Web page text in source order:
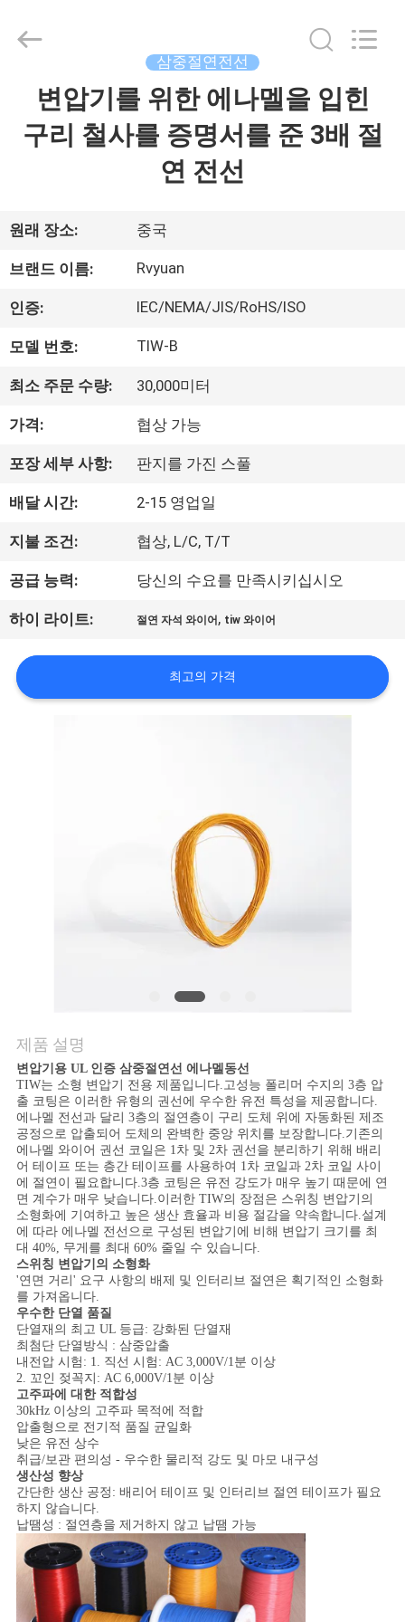
동
영
상
우
리
에
대
하
여
장
주
세
요
뉴
스
인
용
문
을
요
구
하
세
요
2026
Rights
Reserved.
삼중절연전선
변압기를 위한 에나멜을 입힌
구리 철사를 증명서를 준 3배 절
연 전선
원래 장소: 중국
브랜드 이름: Rvyuan
인증: IEC/NEMA/JIS/RoHS/ISO
모델 번호: TIW-B
최소 주문 수량: 30,000미터
가격: 협상 가능
포장 세부 사항: 판지를 가진 스풀
배달 시간: 2-15 영업일
지불 조건: 협상, L/C, T/T
공급 능력: 당신의 수요를 만족시키십시오
하이 라이트: 절연 자석 와이어 , tiw 와이어
최고의 가격
제품 설명
변압기용 UL 인증 삼중절연선 에나멜동선
TIW는 소형 변압기 전용 제품입니다.고성능 폴리머 수지의 3층 압
출 코팅은 이러한 유형의 권선에 우수한 유전 특성을 제공합니다.
에나멜 전선과 달리 3층의 절연층이 구리 도체 위에 자동화된 제조
공정으로 압출되어 도체의 완벽한 중앙 위치를 보장합니다.기존의
에나멜 와이어 권선 코일은 1차 및 2차 권선을 분리하기 위해 배리
어 테이프 또는 층간 테이프를 사용하여 1차 코일과 2차 코일 사이
에 절연이 필요합니다.3층 코팅은 유전 강도가 매우 높기 때문에 연
면 계수가 매우 낮습니다.이러한 TIW의 장점은 스위칭 변압기의
소형화에 기여하고 높은 생산 효율과 비용 절감을 약속합니다.설계
에 따라 에나멜 전선으로 구성된 변압기에 비해 변압기 크기를 최
대 40%, 무게를 최대 60% 줄일 수 있습니다.
스위칭 변압기의 소형화
'연면 거리' 요구 사항의 배제 및 인터리브 절연은 획기적인 소형화
를 가져옵니다.
우수한 단열 품질
단열재의 최고 UL 등급: 강화된 단열재
최첨단 단열방식 : 삼중압출
내전압 시험: 1. 직선 시험: AC 3,000V/1분 이상
2. 꼬인 젖꼭지: AC 6,000V/1분 이상
고주파에 대한 적합성
30kHz 이상의 고주파 목적에 적합
압출형으로 전기적 품질 균일화
낮은 유전 상수
취급/보관 편의성 - 우수한 물리적 강도 및 마모 내구성
생산성 향상
간단한 생산 공정: 배리어 테이프 및 인터리브 절연 테이프가 필요
하지 않습니다.
납땜성 : 절연층을 제거하지 않고 납땜 가능